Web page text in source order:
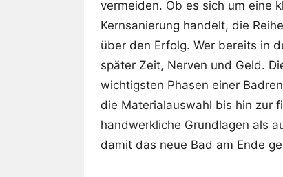
vermeiden. Ob es sich um eine
Kernsanierung handelt, die
über den Erfolg. Wer bereits in
später Zeit, Nerven und Geld.
wichtigsten Phasen einer
die Materialauswahl bis hin zur
handwerkliche Grundlagen als
damit das neue Bad am Ende